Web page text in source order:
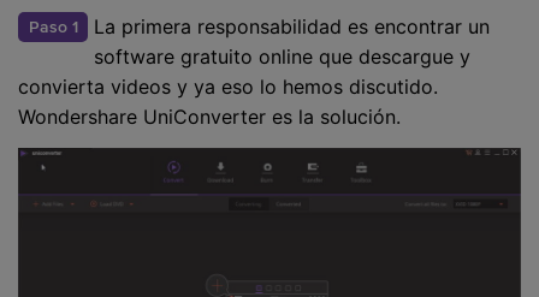
Paso 1
La primera responsabilidad es encontrar un
software gratuito online que descargue y
convierta videos y ya eso lo hemos discutido.
Wondershare UniConverter es la solución.